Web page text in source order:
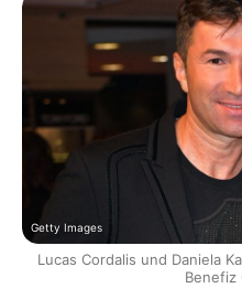
Getty Images
Lucas Cordalis und Daniela
Benefiz